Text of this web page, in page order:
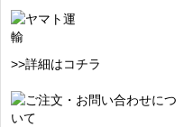
>>詳細はコチラ